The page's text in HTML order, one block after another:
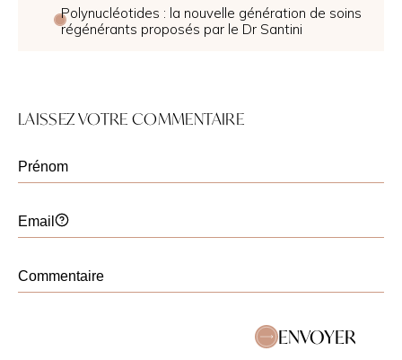
Polynucléotides : la nouvelle génération de soins
régénérants proposés par le Dr Santini
LAISSEZ VOTRE COMMENTAIRE
ENVOYER